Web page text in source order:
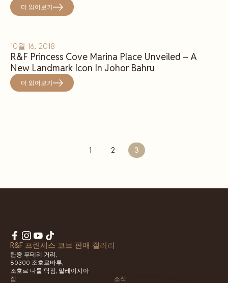
더 읽어보기
10월 16, 2018
R&F Princess Cove Marina Place Unveiled – A
New Landmark Icon In Johor Bahru
더 읽어보기
1 2 3
R&F 프린세스 코브 판매 갤러리
탄중 푸테리 거리,
80300 조호르바루,
조호르 다룰 탁짐, 말레이시아
집
소식